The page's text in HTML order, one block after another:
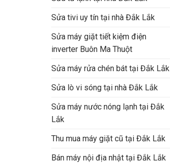
Sửa tivi uy tín tại nhà Đắk Lắk
Sửa máy giặt tiết kiệm điện
inverter Buôn Ma Thuột
Sửa máy rửa chén bát tại Đắk Lắk
Sửa lò vi sóng tại nhà Đắk Lắk
Sửa máy nước nóng lạnh tại Đắk
Lắk
Thu mua máy giặt cũ tại Đắk Lắk
Bán máy nội địa nhật tại Đắk Lắk